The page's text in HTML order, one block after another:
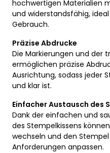
hochwertigen Materialien
und widerstandsfähig,
Gebrauch.
Präzise Abdrucke
Die Markierungen und der
ermöglichen präzise
Ausrichtung, sodass jeder
und klar ist.
Einfacher Austausch des
Dank der einfachen und
des Stempelkissens
wechseln und den
Anforderungen anpassen.